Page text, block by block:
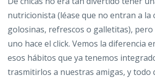
nutricionista (léase que no entran a la
golosinas, refrescos o galletitas), pero
uno hace el click. Vemos la diferencia
esos hábitos que ya tenemos
trasmitirlos a nuestras amigas, y todo